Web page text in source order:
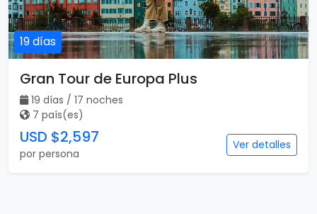
19 días
Gran Tour de Europa Plus
19 días / 17 noches
7 país(es)
USD $2,597
por persona
Ver detalles